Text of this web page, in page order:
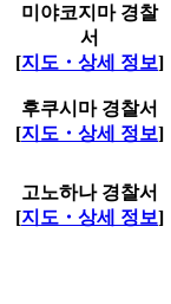
미야코지마 경찰
서
[지도・상세 정보]
후쿠시마 경찰서
[지도・상세 정보]
고노하나 경찰서
[지도・상세 정보]